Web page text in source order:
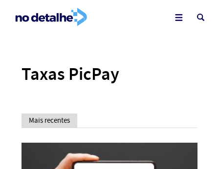
Taxas PicPay
Mais recentes